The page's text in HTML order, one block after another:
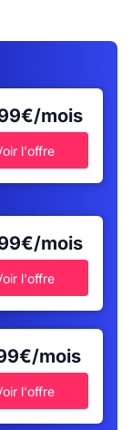
mois
l'offre
mois
l'offre
mois
l'offre